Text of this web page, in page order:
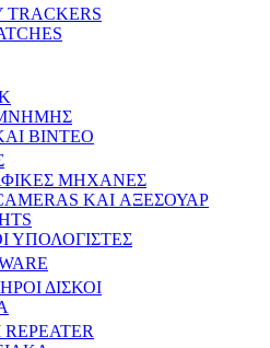
TRACKERS
ΒΙΝΤΕΟ
ΜΗΧΑΝΕΣ
KAI ΑΞΕΣΟΥΑΡ
ΥΠΟΛΟΓΙΣΤΕΣ
ΔΙΣΚΟΙ